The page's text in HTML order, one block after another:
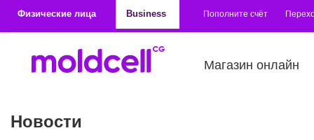
Физические лица
Business Пополните счёт
Магазин онлайн
Новости